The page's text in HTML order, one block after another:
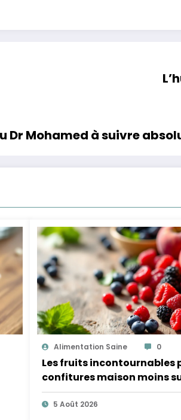
Dr Mohamed à suivre
Alimentation Saine 0
Les fruits incontournables
confitures maison moins
plus légères
5 Août 2026